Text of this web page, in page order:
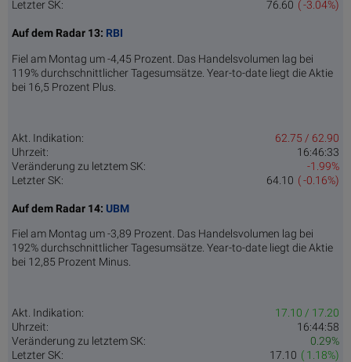
Letzter SK: ( -3.04%)
76.60
Auf dem Radar 13: RBI
Fiel am Montag um -4,45 Prozent. Das Handelsvolumen lag bei
119% durchschnittlicher Tagesumsätze. Year-to-date liegt die Aktie
bei 16,5 Prozent Plus.
Akt. Indikation:
62.75 / 62.90
Uhrzeit:
16:46:33
Veränderung zu letztem SK:
-1.99%
Letzter SK:
( -0.16%)
64.10
Auf dem Radar 14: UBM
Fiel am Montag um -3,89 Prozent. Das Handelsvolumen lag bei
192% durchschnittlicher Tagesumsätze. Year-to-date liegt die Aktie
bei 12,85 Prozent Minus.
Akt. Indikation:
17.10 / 17.20
Uhrzeit:
16:44:58
Veränderung zu letztem SK:
0.29%
Letzter SK:
( 1.18%)
17.10